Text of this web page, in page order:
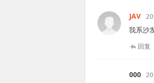
JAV
我系沙
回复
000